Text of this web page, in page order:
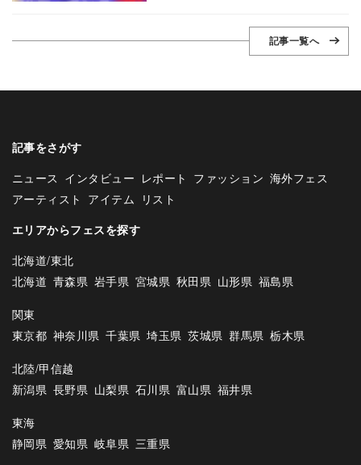
記事一覧へ
記事をさがす
ニュース インタビュー レポート ファッション 海外フェス
アーティスト アイテム
リスト
エリアからフェスを探す
北海道/東北
北海道 青森県 岩手県 宮城県 秋田県 山形県 福島県
関東
東京都 神奈川県 千葉県 埼玉県 茨城県 群馬県 栃木県
北陸/甲信越
新潟県 長野県 山梨県 石川県 富山県 福井県
東海
静岡県 愛知県 岐阜県 三重県